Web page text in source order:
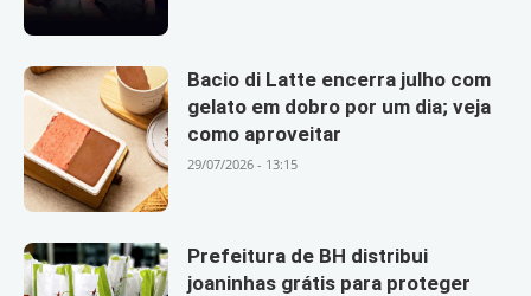
Bacio di Latte encerra julho com
gelato em dobro por um dia; veja
como aproveitar
29/07/2026 - 13:15
Prefeitura de BH distribui
joaninhas grátis para proteger